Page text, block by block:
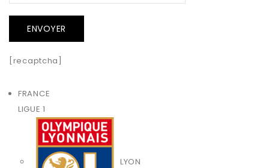
[recaptcha]
FRANCE
LIGUE 1
LYON